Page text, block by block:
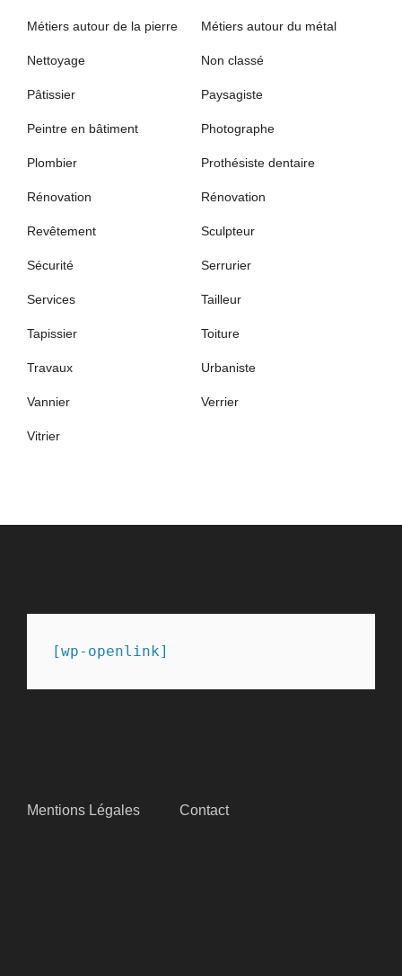
Métiers autour de la pierre Métiers autour du métal
Nettoyage Non classé
Pâtissier Paysagiste
Peintre en bâtiment Photographe
Plombier Prothésiste dentaire
Rénovation Rénovation
Revêtement Sculpteur
Sécurité Serrurier
Services Tailleur
Tapissier Toiture
Travaux Urbaniste
Vannier Verrier
Vitrier
[wp-openlink]
Mentions Légales Contact